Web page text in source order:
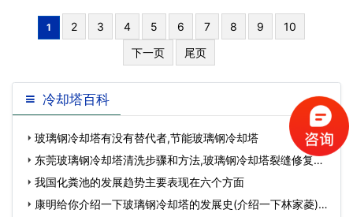
1 2 3 4 5 6 7 8 9
10
下一页
尾页
冷却塔百科
玻璃钢冷却塔有没有替代者,节能玻璃钢冷却塔
东莞玻璃钢冷却塔清洗步骤和方法,玻璃钢冷却塔裂缝修复…
我国化粪池的发展趋势主要表现在六个方面
康明给你介绍一下玻璃钢冷却塔的发展史(介绍一下林家菱)…